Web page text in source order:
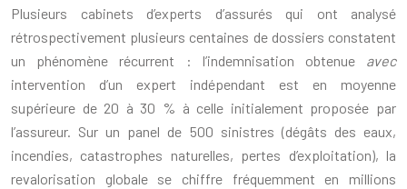
Plusieurs cabinets d’experts d’assurés qui ont analysé
rétrospectivement plusieurs centaines de dossiers constatent
un phénomène récurrent : l’indemnisation obtenue avec
intervention d’un expert indépendant est en moyenne
supérieure de 20 à 30 % à celle initialement proposée par
l’assureur. Sur un panel de 500 sinistres (dégâts des eaux,
incendies, catastrophes naturelles, pertes d’exploitation), la
revalorisation globale se chiffre fréquemment en millions